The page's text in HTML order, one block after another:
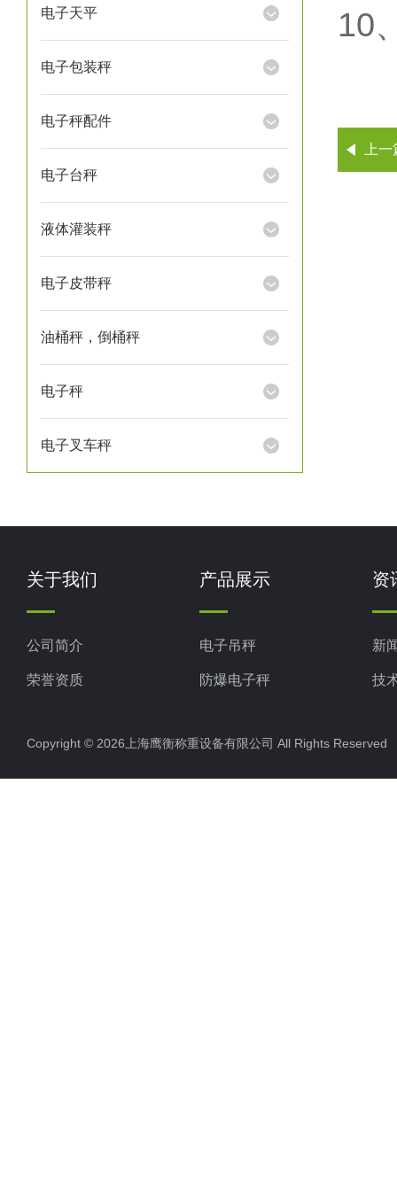
电子天平
电子包装秤
电子秤配件
电子台秤
液体灌装秤
电子皮带秤
油桶秤，倒桶秤
电子秤
电子叉车秤
10
上
关于我们
公司简介
荣誉资质
产品展示
电子吊秤
防爆电子秤
电子汽车衡
电子天平
资
新
技
Copyright © 2026上海鹰衡称重设备有限公司 All Rights